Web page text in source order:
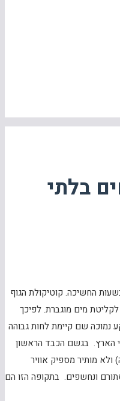
בלתי
החשיכה. קוטיקולת הגוף
מים מוגברת. לפיכך
שם קיימת לחות גבוהה
הארץ. בגשם הכבד הראשון
מותיר מספיק אוויר
ונחשפים. בתקופה הזו הם